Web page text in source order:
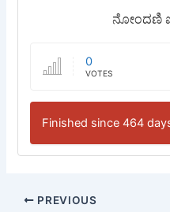
ನೋಂದಣಿ
0
VOTES
Finished since 464
PREVIOUS